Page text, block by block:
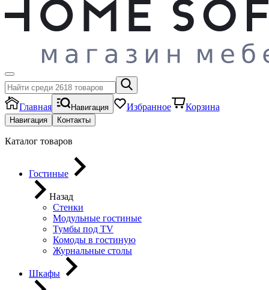
Главная Навигация Избранное Корзина
Навигация Контакты
Каталог товаров
Гостиные
Назад
Стенки
Модульные гостиные
Тумбы под ТV
Комоды в гостиную
Журнальные столы
Шкафы